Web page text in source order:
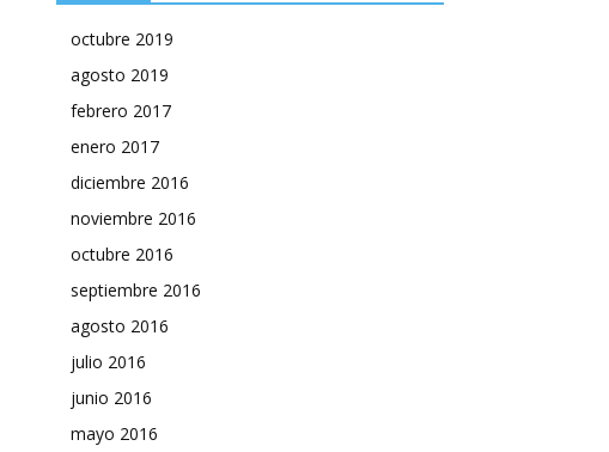
octubre 2019
agosto 2019
febrero 2017
enero 2017
diciembre 2016
noviembre 2016
octubre 2016
septiembre 2016
agosto 2016
julio 2016
junio 2016
mayo 2016